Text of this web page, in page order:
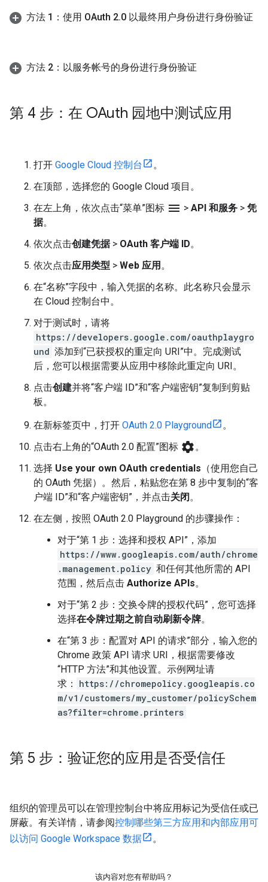
方法 1：使用 OAuth 2.0 以最终用户身份进行身份验证
方法 2：以服务帐号的身份进行身份验证
第 4 步：在 OAuth 园地中测试应用
打开 Google Cloud 控制台
。
在顶部，选择您的 Google Cloud 项目。
在左上角，依次点击“菜单”图标 menu > API 和服务 > 凭
据。
依次点击创建凭据 > OAuth 客户端 ID。
依次点击应用类型 > Web 应用 。
在“名称”字段中，输入凭据的名称。此名称只会显示
在 Cloud 控制台中。
对于测试时，请将
https://developers.google.com/oauthplaygro
und 添加到“已获授权的重定向 URI”中。完成测试
后，您可以根据需要从应用中移除此重定向 URI。
点击创建并将“客户端 ID”和“客户端密钥”复制到剪贴
板。
在新标签页中，打开 OAuth 2.0 Playground
。
点击右上角的“OAuth 2.0 配置”图标 settings。
选择 Use your own OAuth credentials （使用您自己
的 OAuth 凭据）。然后，粘贴您在第 8 步中复制的“客
户端 ID”和“客户端密钥”，并点击关闭。
在左侧，按照 OAuth 2.0 Playground 的步骤操作：
对于“第 1 步：选择和授权 API”，添加
https://www.googleapis.com/auth/chrome
.management.policy 和任何其他所需的 API
范围，然后点击 Authorize APIs。
对于“第 2 步：交换令牌的授权代码”，您可选择
选择在令牌过期之前自动刷新令牌。
在“第 3 步：配置对 API 的请求”部分，输入您的
Chrome 政策 API 请求 URI，根据需要修改
“HTTP 方法”和其他设置。示例网址请
求：
https://chromepolicy.googleapis.co
m/v1/customers/my_customer/policySchem
as?filter=chrome.printers
第 5 步：验证您的应用是否受信任
组织的管理员可以在管理控制台中将应用标记为受信任或已
屏蔽。有关详情，请参阅控制哪些第三方应用和内部应用可
以访问 Google Workspace 数据
。
该内容对您有帮助吗？